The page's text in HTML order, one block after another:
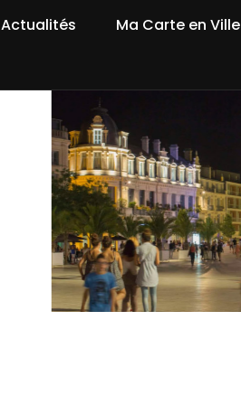
Actualités
Ma Carte en Ville